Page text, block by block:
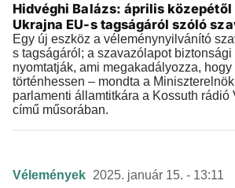
Hidvéghi Balázs: április
Ukrajna EU-s tagságáról szóló
Egy új eszköz a véleménynyilvánító
s tagságáról; a szavazólapot biztonsági
nyomtatják, ami megakadályozza,
történhessen – mondta a
parlamenti államtitkára a Kossuth rádió
című műsorában.
Vélemények 2025. január 15. - 13:11